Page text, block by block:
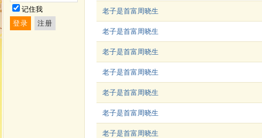
记住我 老子是首富周晓生
老子是首富周晓生
老子是首富周晓生
老子是首富周晓生
老子是首富周晓生
老子是首富周晓生
老子是首富周晓生